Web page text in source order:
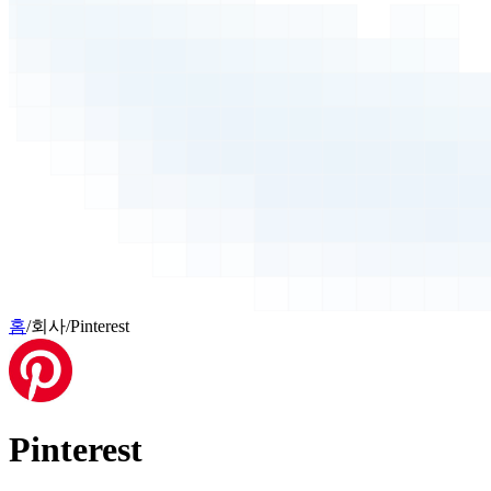
홈/회사/Pinterest
Pinterest